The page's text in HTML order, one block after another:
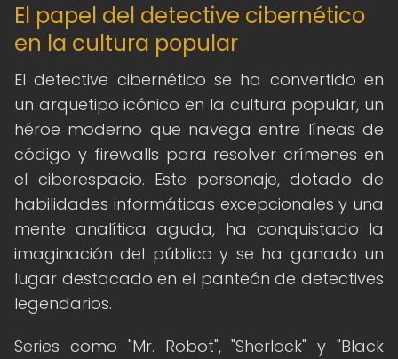
El papel del detective cibernético
en la cultura popular
El detective cibernético se ha convertido en
un arquetipo icónico en la cultura popular, un
héroe moderno que navega entre líneas de
código y firewalls para resolver crímenes en
el ciberespacio. Este personaje, dotado de
habilidades informáticas excepcionales y una
mente analítica aguda, ha conquistado la
imaginación del público y se ha ganado un
lugar destacado en el panteón de detectives
legendarios.
Series como "Mr. Robot", "Sherlock" y "Black